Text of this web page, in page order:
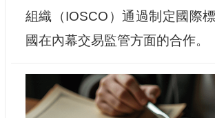
組織（IOSCO）通過制定國際
國在內幕交易監管方面的合作。